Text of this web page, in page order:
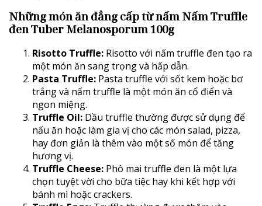
Những món ăn đẳng cấp từ nấm Nấm Truffle
đen Tuber Melanosporum 100g
Risotto Truffle: Risotto với nấm truffle đen tạo ra
một món ăn sang trọng và hấp dẫn.
Pasta Truffle: Pasta truffle với sốt kem hoặc bơ
trắng và nấm truffle là một món ăn cổ điển và
ngon miệng.
Truffle Oil: Dầu truffle thường được sử dụng để
nấu ăn hoặc làm gia vị cho các món salad, pizza,
hay đơn giản là thêm vào một số món để tăng
hương vị.
Truffle Cheese: Phô mai truffle đen là một lựa
chọn tuyệt vời cho bữa tiệc hay khi kết hợp với
bánh mì hoặc crackers.